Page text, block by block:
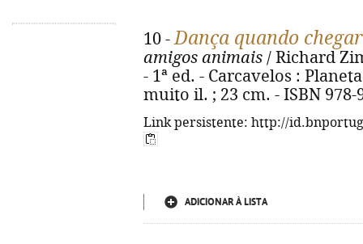
10 -Dança quando
amigos animais / Richard
- 1ª ed. - Carcavelos :
muito il. ; 23 cm. - ISBN 978-
Link persistente: http://
ADICIONAR À LISTA